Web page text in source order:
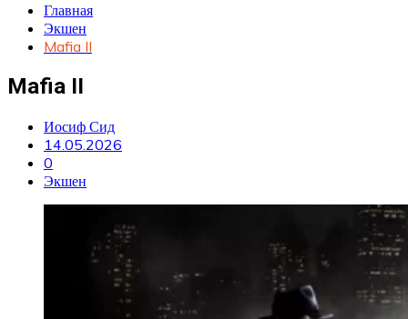
Главная
Экшен
Mafia II
Mafia II
Иосиф Сид
14.05.2026
0
Экшен